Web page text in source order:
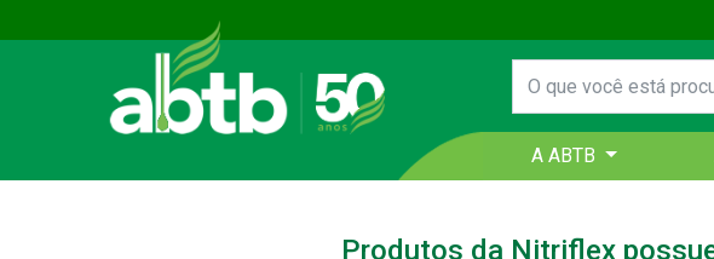
A ABTB
Produtos da Nitriflex